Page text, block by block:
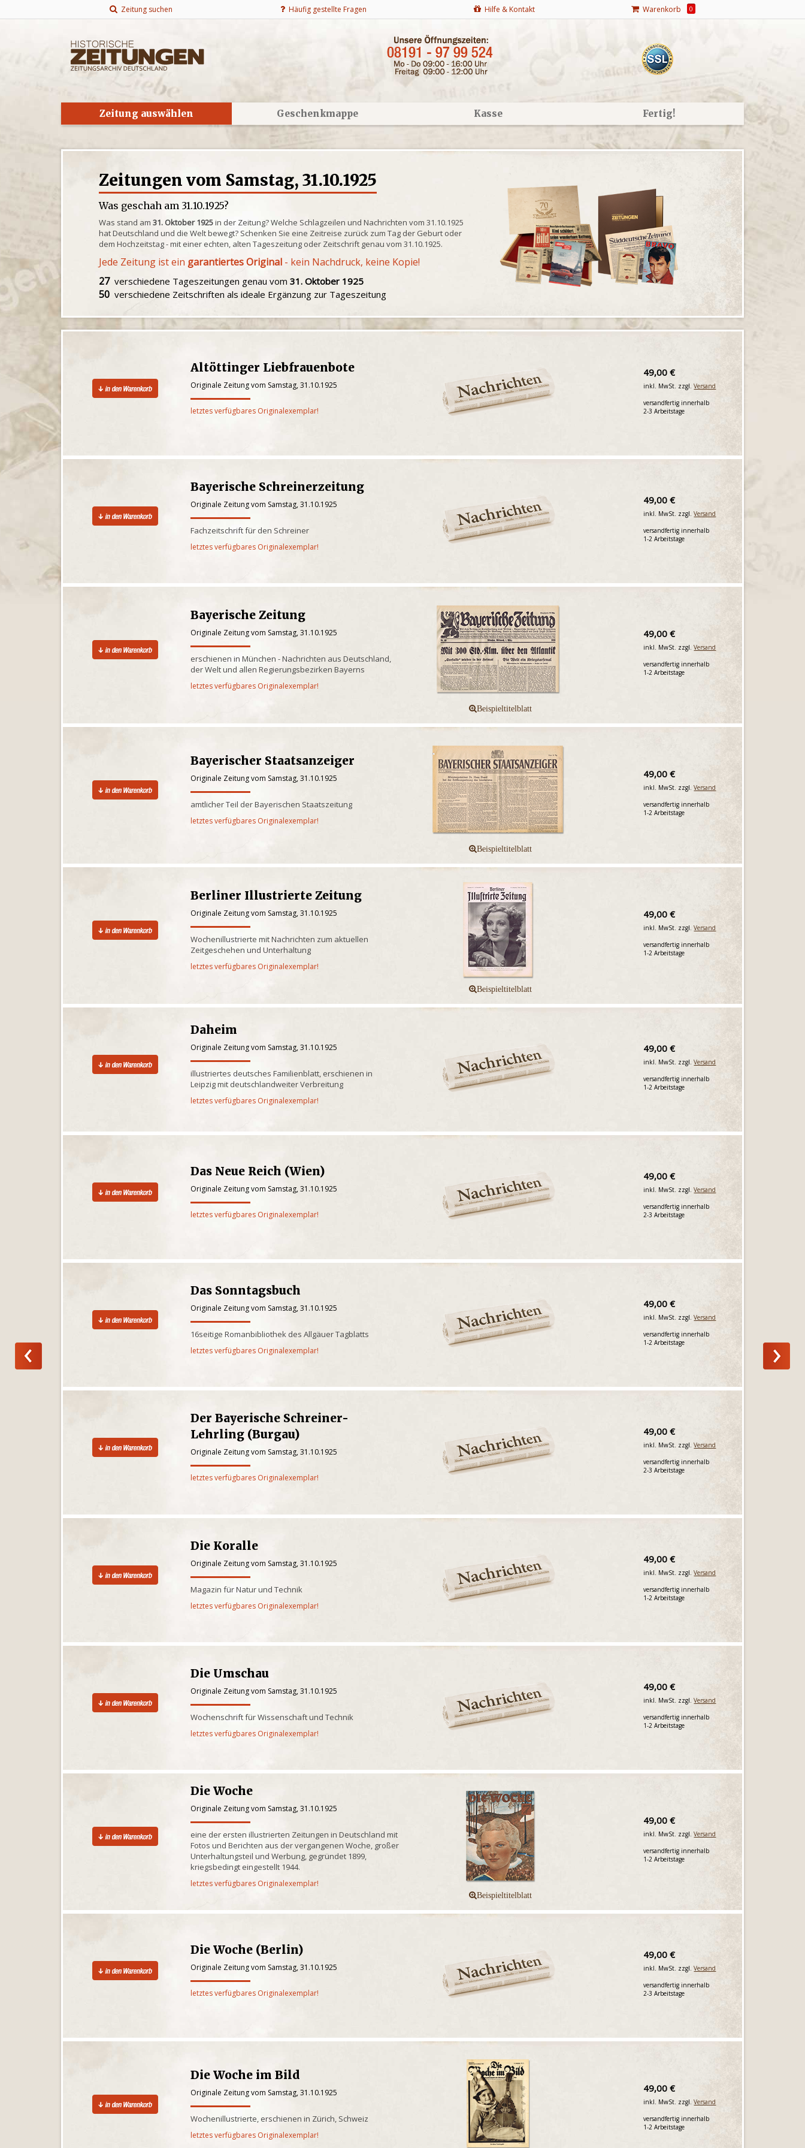
Zeitung suchen Häufig gestellte Fragen Hilfe & Kontakt Warenkorb 0
Zeitung auswählen Geschenkmappe Kasse Fertig!
Zeitungen vom Samstag, 31.10.1925
Was geschah am 31.10.1925?
Was stand am31. Oktober 1925in der Zeitung? Welche Schlagzeilen und Nachrichten vom 31.10.1925
hat Deutschland und die Welt bewegt? Schenken Sie eine Zeitreise zurück zum Tag der Geburt oder
dem Hochzeitstag - mit einer echten, alten Tageszeitung oder Zeitschrift genau vom 31.10.1925.
Jede Zeitung ist ein garantiertes Original - kein Nachdruck, keine Kopie!
27verschiedene Tageszeitungen genau vom31. Oktober 1925
50 verschiedene Zeitschriften als ideale Ergänzung zur Tageszeitung
Altöttinger Liebfrauenbote
Originale Zeitung vom Samstag, 31.10.1925
letztes verfügbares Originalexemplar!
49,00 €
inkl. MwSt. zzgl.Versand
versandfertig innerhalb
2-3 Arbeitstage
Bayerische Schreinerzeitung
Originale Zeitung vom Samstag, 31.10.1925
Fachzeitschrift für den Schreiner
letztes verfügbares Originalexemplar!
49,00 €
inkl. MwSt. zzgl.Versand
versandfertig innerhalb
1-2 Arbeitstage
Bayerische Zeitung
Originale Zeitung vom Samstag, 31.10.1925
erschienen in München - Nachrichten aus Deutschland,
der Welt und allen Regierungsbezirken Bayerns
letztes verfügbares Originalexemplar!
49,00 €
inkl. MwSt. zzgl.Versand
versandfertig innerhalb
1-2 Arbeitstage
Bayerischer Staatsanzeiger
Originale Zeitung vom Samstag, 31.10.1925
amtlicher Teil der Bayerischen Staatszeitung
letztes verfügbares Originalexemplar!
49,00 €
inkl. MwSt. zzgl.Versand
versandfertig innerhalb
1-2 Arbeitstage
Berliner Illustrierte Zeitung
Originale Zeitung vom Samstag, 31.10.1925
Wochenillustrierte mit Nachrichten zum aktuellen
Zeitgeschehen und Unterhaltung
letztes verfügbares Originalexemplar!
49,00 €
inkl. MwSt. zzgl.Versand
versandfertig innerhalb
1-2 Arbeitstage
Daheim
Originale Zeitung vom Samstag, 31.10.1925
illustriertes deutsches Familienblatt, erschienen in
Leipzig mit deutschlandweiter Verbreitung
letztes verfügbares Originalexemplar!
49,00 €
inkl. MwSt. zzgl.Versand
versandfertig innerhalb
1-2 Arbeitstage
Das Neue Reich (Wien)
Originale Zeitung vom Samstag, 31.10.1925
letztes verfügbares Originalexemplar!
49,00 €
inkl. MwSt. zzgl.Versand
versandfertig innerhalb
2-3 Arbeitstage
Das Sonntagsbuch
Originale Zeitung vom Samstag, 31.10.1925
16seitige Romanbibliothek des Allgäuer Tagblatts
letztes verfügbares Originalexemplar!
49,00 €
inkl. MwSt. zzgl.Versand
versandfertig innerhalb
1-2 Arbeitstage
Der Bayerische Schreiner-
Lehrling (Burgau)
Originale Zeitung vom Samstag, 31.10.1925
letztes verfügbares Originalexemplar!
49,00 €
inkl. MwSt. zzgl.Versand
versandfertig innerhalb
2-3 Arbeitstage
Die Koralle
Originale Zeitung vom Samstag, 31.10.1925
Magazin für Natur und Technik
letztes verfügbares Originalexemplar!
49,00 €
inkl. MwSt. zzgl.Versand
versandfertig innerhalb
1-2 Arbeitstage
Die Umschau
Originale Zeitung vom Samstag, 31.10.1925
Wochenschrift für Wissenschaft und Technik
letztes verfügbares Originalexemplar!
49,00 €
inkl. MwSt. zzgl.Versand
versandfertig innerhalb
1-2 Arbeitstage
Die Woche
Originale Zeitung vom Samstag, 31.10.1925
eine der ersten illustrierten Zeitungen in Deutschland mit
Fotos und Berichten aus der vergangenen Woche, großer
Unterhaltungsteil und Werbung, gegründet 1899,
kriegsbedingt eingestellt 1944.
letztes verfügbares Originalexemplar!
49,00 €
inkl. MwSt. zzgl.Versand
versandfertig innerhalb
1-2 Arbeitstage
Die Woche (Berlin)
Originale Zeitung vom Samstag, 31.10.1925
letztes verfügbares Originalexemplar!
49,00 €
inkl. MwSt. zzgl.Versand
versandfertig innerhalb
2-3 Arbeitstage
Die Woche im Bild
Originale Zeitung vom Samstag, 31.10.1925
Wochenillustrierte, erschienen in Zürich, Schweiz
letztes verfügbares Originalexemplar!
49,00 €
inkl. MwSt. zzgl.Versand
versandfertig innerhalb
1-2 Arbeitstage